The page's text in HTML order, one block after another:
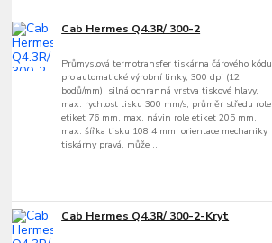
Cab Hermes Q4.3R/ 300-2
Průmyslová termotransfer tiskárna čárového kódu
pro automatické výrobní linky, 300 dpi (12
bodů/mm), silná ochranná vrstva tiskové hlavy,
max. rychlost tisku 300 mm/s, průměr středu role
etiket 76 mm, max. návin role etiket 205 mm,
max. šířka tisku 108,4 mm, orientace mechaniky
tiskárny pravá, může ...
Cab Hermes Q4.3R/ 300-2-Kryt